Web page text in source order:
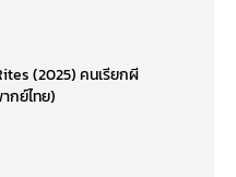
(2025) คนเรียกผี
กย์ไทย)